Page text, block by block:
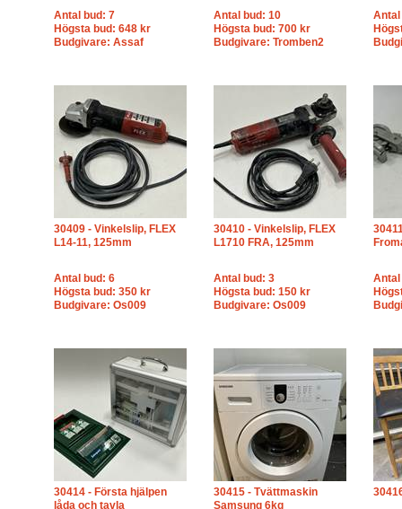
Antal bud: 7
Högsta bud: 648 kr
Budgivare: Assaf
Antal bud: 10
Högsta bud: 700 kr
Budgivare: Tromben2
Antal
30409 - Vinkelslip, FLEX
L14-11, 125mm
Antal bud: 6
Högsta bud: 350 kr
Budgivare: Os009
30410 - Vinkelslip, FLEX
L1710 FRA, 125mm
Antal bud: 3
Högsta bud: 150 kr
Budgivare: Os009
Antal
30414 - Första hjälpen
låda och tavla
30415 - Tvättmaskin
Samsung 6kg